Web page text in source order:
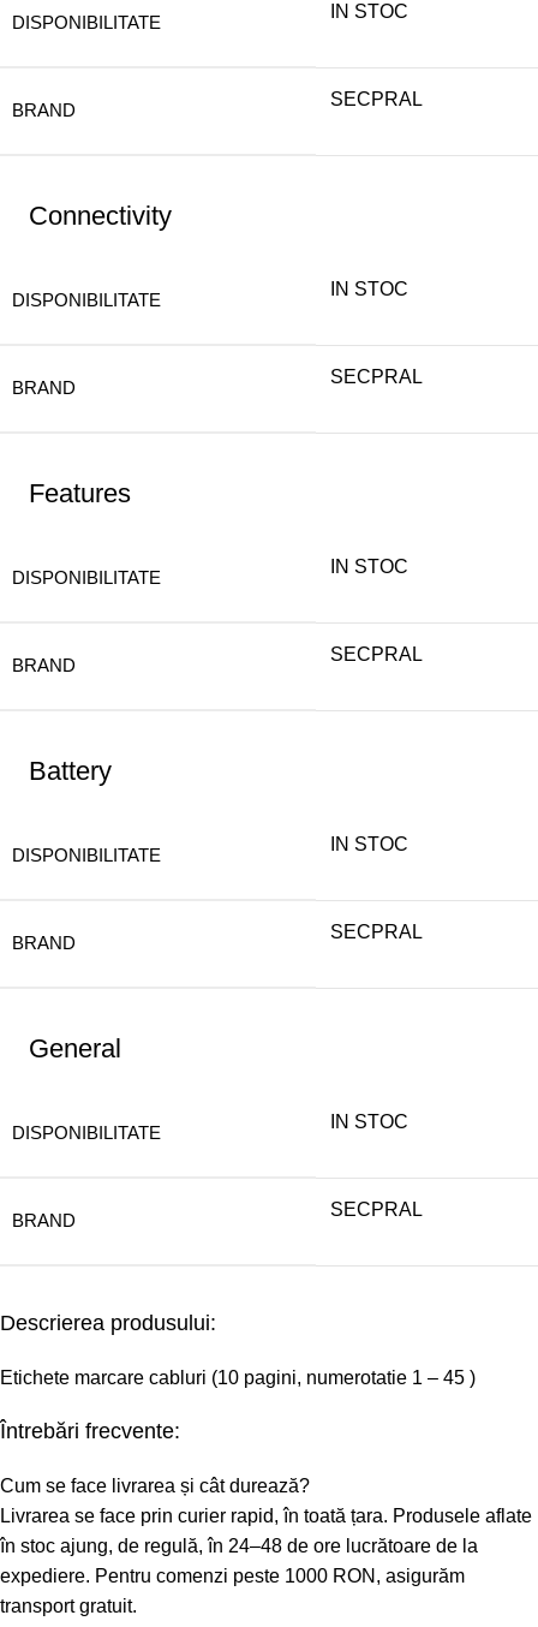
DISPONIBILITATE
IN STOC
BRAND
SECPRAL
Connectivity
DISPONIBILITATE
IN STOC
BRAND
SECPRAL
Features
DISPONIBILITATE
IN STOC
BRAND
SECPRAL
Battery
DISPONIBILITATE
IN STOC
BRAND
SECPRAL
General
DISPONIBILITATE
IN STOC
BRAND
SECPRAL
Descrierea produsului:
Etichete marcare cabluri (10 pagini, numerotatie 1 – 45 )
Întrebări frecvente:
Cum se face livrarea și cât durează?
Livrarea se face prin curier rapid, în toată țara. Produsele aflate
în stoc ajung, de regulă, în 24–48 de ore lucrătoare de la
expediere. Pentru comenzi peste 1000 RON, asigurăm
transport gratuit.